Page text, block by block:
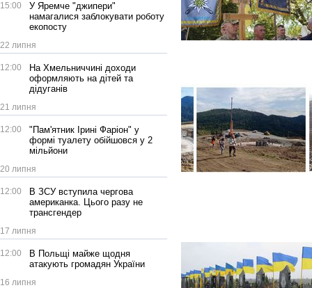
15:00
У Яремче "джипери"
намагалися заблокувати роботу
екопосту
22 липня
12:00
На Хмельниччині доходи
оформляють на дітей та
дідуганів
21 липня
12:00
"Пам'ятник Ірині Фаріон" у
формі туалету обійшовся у 2
мільйони
20 липня
12:00
В ЗСУ вступила чергова
американка. Цього разу не
трансгендер
17 липня
12:00
В Польщі майже щодня
атакують громадян України
16 липня